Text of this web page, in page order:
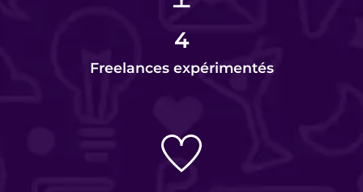
4
Freelances expérimentés